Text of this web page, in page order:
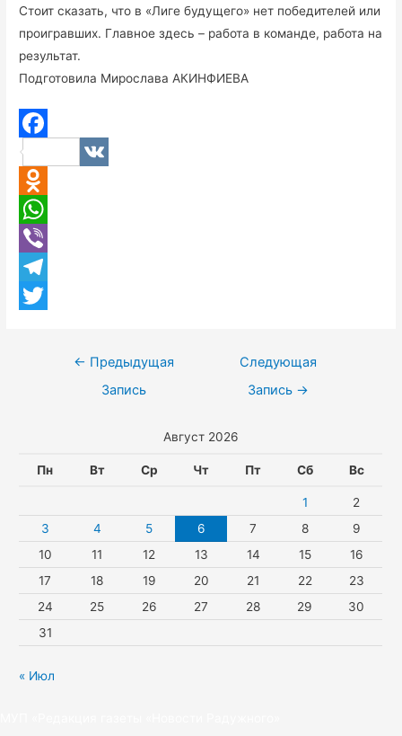
Стоит сказать, что в «Лиге будущего» нет победителей или
проигравших. Главное здесь – работа в команде, работа на
результат.
Подготовила Мирослава АКИНФИЕВА
F
V
KO
d
n
o
W
h
a
V
T
Навигация
← Предыдущая
Запись
Следующая
Запись →
Август 2026
Пн Вт Ср Чт Пт Сб Вс
1
2
3
4 5 6 7 8
9
10
11 12 13 14 15
16
17
18 19 20 21 22
23
24
25 26 27 28 29
30
31
« Июл